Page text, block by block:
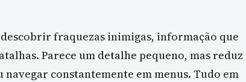
fraquezas inimigas, informação que
Parece um detalhe pequeno, mas reduz
constantemente em menus. Tudo em